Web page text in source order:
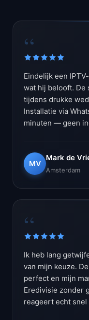
“
Eindelijk een
wat hij belooft. De
tijdens drukke
Installatie via
minuten — geen
MV
Mark de
Amsterdam
“
Ik heb lang
van mijn keuze.
perfect en mijn
Eredivisie zonder
reageert echt snel